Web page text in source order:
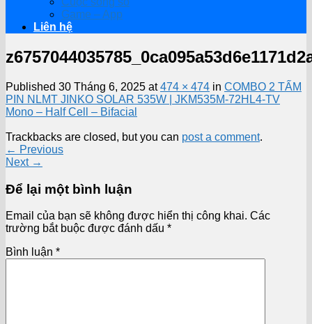
Game – App
Liên hệ
Published 30 Tháng 6, 2025 at474 × 474 in COMBO 2 TẤM
PIN NLMT JINKO SOLAR 535W | JKM535M-72HL4-TV
Mono – Half Cell – Bifacial
Trackbacks are closed, but you can post a comment.
← Previous
Next →
Để lại một bình luận
Email của bạn sẽ không được hiển thị công khai. Các
trường bắt buộc được đánh dấu *
Bình luận *